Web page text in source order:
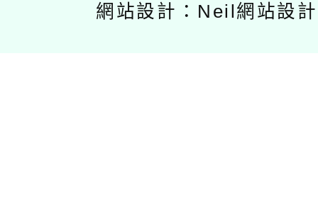
網站設計：Neil網站設